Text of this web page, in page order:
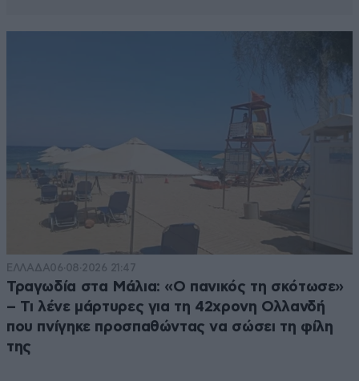
ΕΛΛΑΔΑ06·08·2026 21:47
Τραγωδία στα Μάλια: «Ο πανικός τη σκότωσε»
– Τι λένε μάρτυρες για τη 42χρονη Ολλανδή
που πνίγηκε προσπαθώντας να σώσει τη φίλη
της